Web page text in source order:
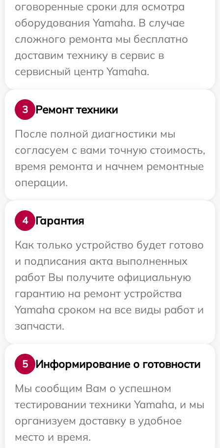
оговоренные сроки для осмотра
оборудования Yamaha. В случае
сложного ремонта мы бесплатно
доставим технику в сервис в
сервисный центр Yamaha.
3
Ремонт техники
После полной диагностики мы
согласуем с вами точную стоимость,
время ремонта и начнем ремонтные
операции.
4
Гарантия
Как только устройство будет готово
и подписания акта выполненных
работ Вы получите официальную
гарантию на ремонт устройства
Yamaha сроком на все виды работ и
запчасти.
5
Информирование о готовности
Мы сообщим Вам о успешном
тестировании техники Yamaha, и мы
организуем доставку в удобное
место и время.